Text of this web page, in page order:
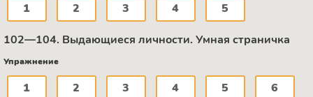
1 2 3 4 5
102—104. Выдающиеся личности. Умная страничка
Упражнение
1 2 3 4 5 6